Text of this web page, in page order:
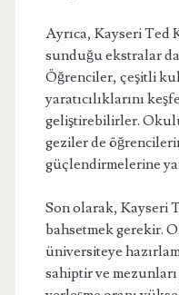
Ayrıca, Kayseri Ted
sunduğu ekstralar
Öğrenciler, çeşitli
yaratıcılıklarını
geliştirebilirler.
geziler de
güçlendirmelerine
Son olarak, Kayseri
bahsetmek gerekir.
üniversiteye
sahiptir ve